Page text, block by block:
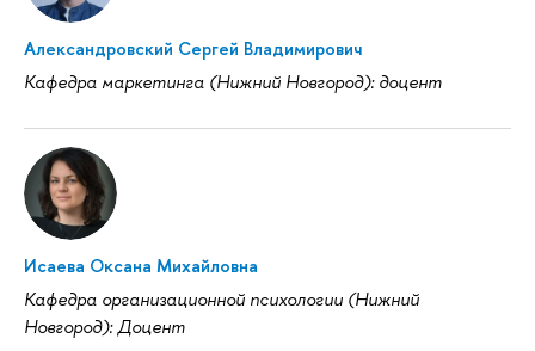
Александровский Сергей Владимирович
Кафедра маркетинга (Нижний Новгород): доцент
Исаева Оксана Михайловна
Кафедра организационной психологии (Нижний
Новгород): Доцент